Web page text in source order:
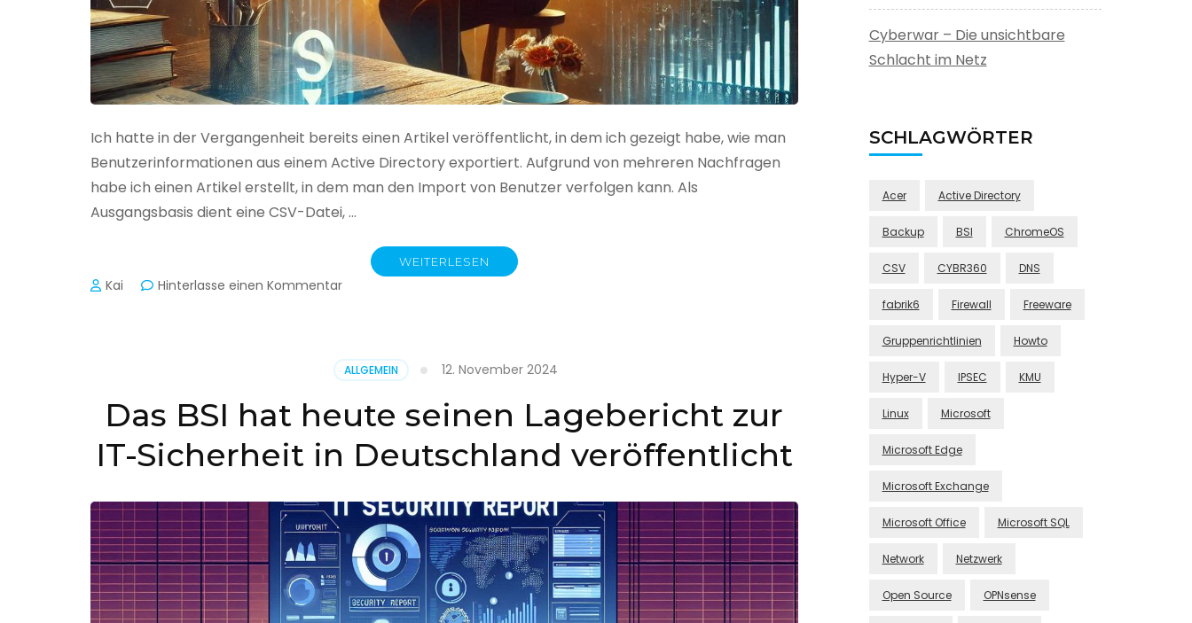
Ich hatte in der Vergangenheit bereits einen Artikel veröffentlicht, in dem ich gezeigt habe, wie man
Benutzerinformationen aus einem Active Directory exportiert. Aufgrund von mehreren Nachfragen
habe ich einen Artikel erstellt, in dem man den Import von Benutzer verfolgen kann. Als
Ausgangsbasis dient eine CSV-Datei, …
WEITERLESEN
Kai Hinterlasse einen Kommentarzu
Benutzer
aus
erstellen
ALLGEMEIN 12. November 2024
Das BSI hat heute seinen Lagebericht zur
IT-Sicherheit in Deutschland veröffentlicht
Cyberwar – Die unsichtbare
Schlacht im Netz
SCHLAGWÖRTER
Acer Active Directory
Backup BSI ChromeOS
CSV CYBR360 DNS
fabrik6 Firewall Freeware
Gruppenrichtlinien Howto
Hyper-V IPSEC KMU
Linux Microsoft
Microsoft Edge
Microsoft Exchange
Microsoft Office Microsoft SQL
Network Netzwerk
Open Source OPNsense